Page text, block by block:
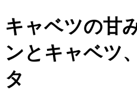
キャベツの甘
ンとキャベツ
タ